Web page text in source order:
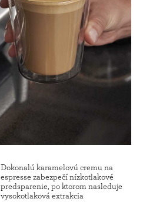
Dokonalú karamelovú cremu na
espresse zabezpečí nízkotlakové
predsparenie, po ktorom nasleduje
vysokotlaková extrakcia